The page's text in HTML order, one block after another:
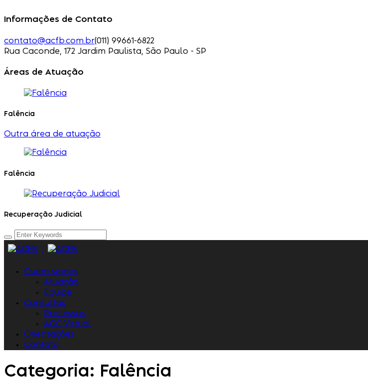
Informações de Contato
contato@acfb.com.br(011) 99661-6822
Rua Caconde, 172 Jardim Paulista, São Paulo - SP
Áreas de Atuação
Falência
Outra área de atuação
Falência
Recuperação Judicial
Quem somos
Atuação
Equipe
Consultas
Processos
AGC Virtual
Orientações
Contato
Categoria: Falência